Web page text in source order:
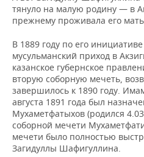
тянуло на малую родину — в
прежнему проживала его
В 1889 году по его
мусульманский приход в
казанское губернское
вторую соборную мечеть,
завершилось к 1890 году.
августа 1891 года был
Мухаметфатыхов (родился
соборной мечети
мечети было полностью
Загидуллы Шафигуллина.